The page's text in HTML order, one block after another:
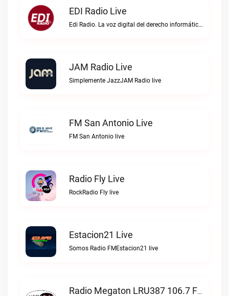
EDI Radio Live
Edi Radio. La voz digital del derecho informático en hispanoaméricaEDI Radio live
JAM Radio Live
Simplemente JazzJAM Radio live
FM San Antonio Live
FM San Antonio live
Radio Fly Live
RockRadio Fly live
Estacion21 Live
Somos Radio FMEstacion21 live
Radio Megaton LRU387 106.7 FM Live